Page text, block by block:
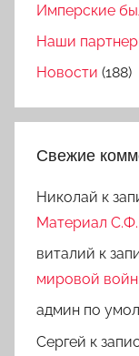
Имперские
Наши
Новости (188)
Свежие
Николай к
Материал
виталий к
мировой
админ по
Сергей к